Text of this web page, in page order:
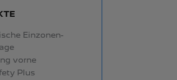
Einzonen-
vorne
Plus